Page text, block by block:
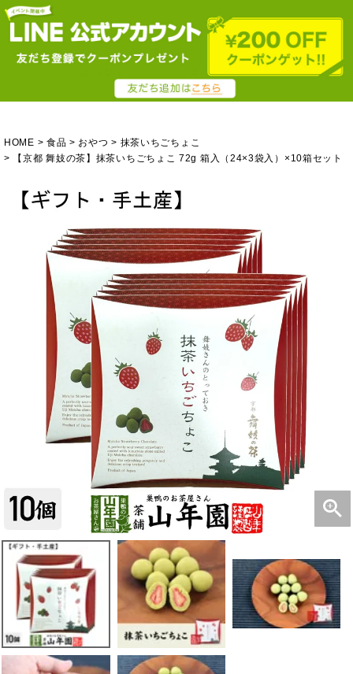
HOME 食品 おやつ
抹茶いちごちょこ
【京都 舞妓の茶】抹茶いちごちょこ 72g 箱入（24×3袋入）×10箱セット